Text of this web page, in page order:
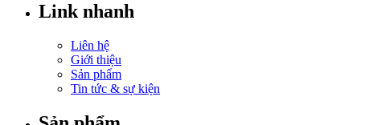
Link nhanh
Liên hệ
Giới thiệu
Sản phẩm
Tin tức & sự kiện